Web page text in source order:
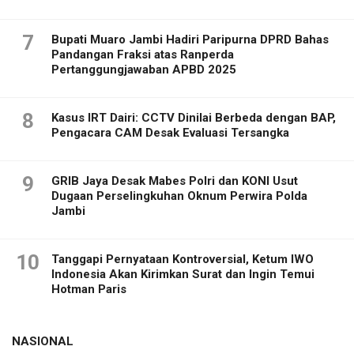
7
Bupati Muaro Jambi Hadiri Paripurna DPRD Bahas
Pandangan Fraksi atas Ranperda
Pertanggungjawaban APBD 2025
8
Kasus IRT Dairi: CCTV Dinilai Berbeda dengan BAP,
Pengacara CAM Desak Evaluasi Tersangka
9
GRIB Jaya Desak Mabes Polri dan KONI Usut
Dugaan Perselingkuhan Oknum Perwira Polda
Jambi
10
Tanggapi Pernyataan Kontroversial, Ketum IWO
Indonesia Akan Kirimkan Surat dan Ingin Temui
Hotman Paris
NASIONAL